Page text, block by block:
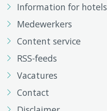
Information for hotels
Medewerkers
Content service
RSS-feeds
Vacatures
Contact